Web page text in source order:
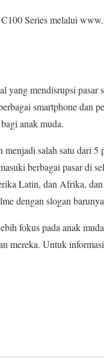
Series melalui
yang mendisrupsi
smartphone dan
anak muda.
salah satu dari 5
berbagai pasar di
Latin, dan Afrika,
dengan slogan
fokus pada anak
mereka. Untuk